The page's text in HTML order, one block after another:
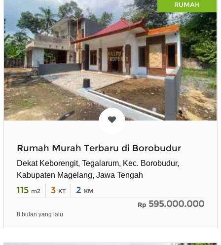
RUMAH
Rumah Murah Terbaru di Borobudur
Dekat Keborengit, Tegalarum, Kec. Borobudur,
Kabupaten Magelang, Jawa Tengah
115 m2 3 KT 2 KM
Rp 595.000.000
8 bulan yang lalu